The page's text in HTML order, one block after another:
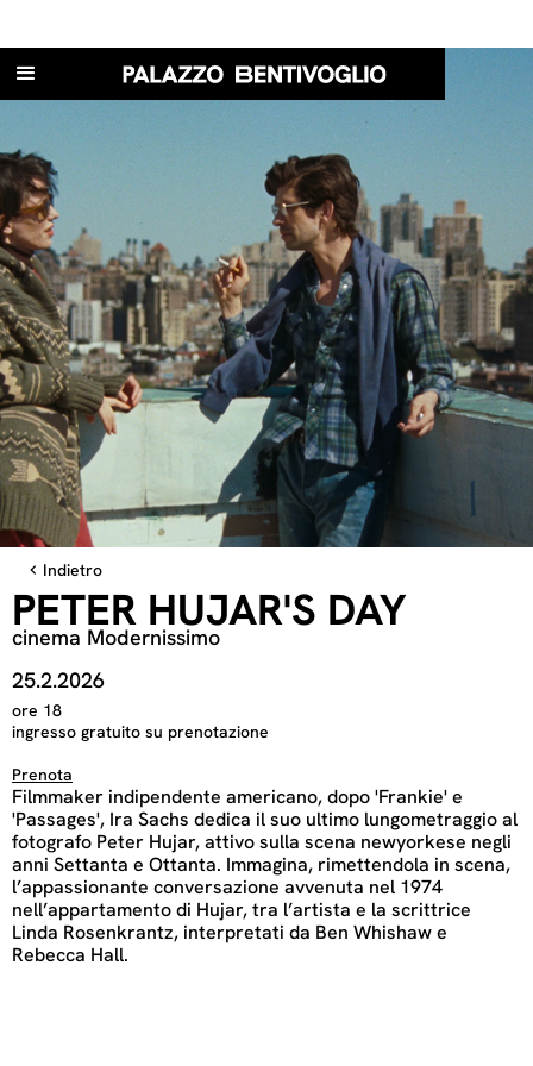
Indietro
PETER HUJAR'S DAY
cinema Modernissimo
Filmmaker indipendente americano, dopo 'Frankie' e
'Passages', Ira Sachs dedica il suo ultimo lungometraggio al
fotografo Peter Hujar, attivo sulla scena newyorkese negli
anni Settanta e Ottanta. Immagina, rimettendola in scena,
l’appassionante conversazione avvenuta nel 1974
nell’appartamento di Hujar, tra l’artista e la scrittrice
Linda Rosenkrantz, interpretati da Ben Whishaw e
Rebecca Hall.
25.2.2026
ore 18
ingresso gratuito su prenotazione
Prenota